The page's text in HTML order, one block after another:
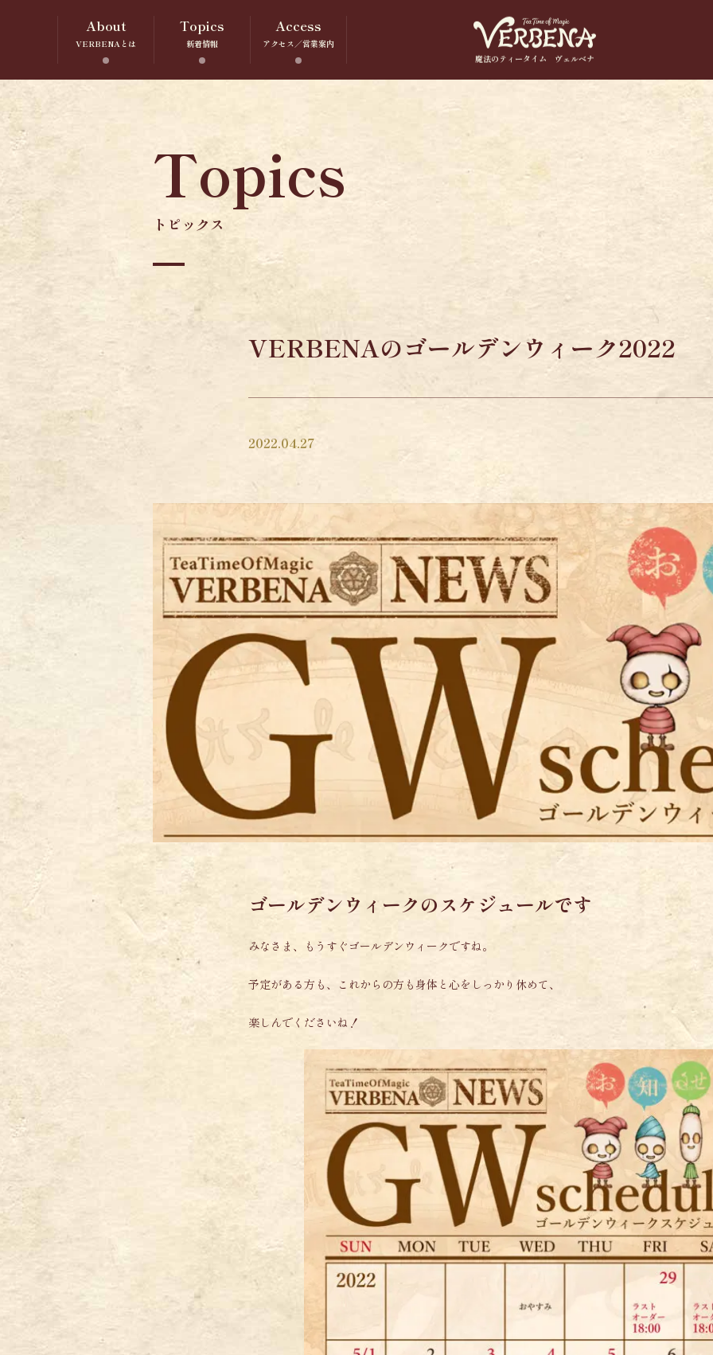
魔法のティータイム ヴェルベナ
About
VERBENAとは
Topics
新着情報
Access
アクセス／営業案内
Topics
トピックス
VERBENAのゴールデンウィーク2022
2022.04.27
ゴールデンウィークのスケジュールです
みなさま、もうすぐゴールデンウィークですね。
予定がある方も、これからの方も身体と心をしっかり休めて、
楽しんでくださいね！